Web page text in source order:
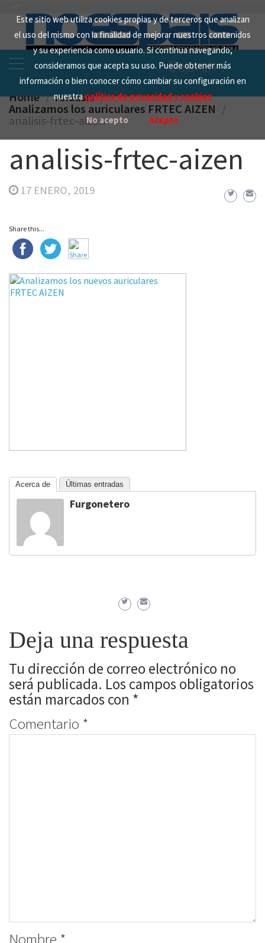
Este sitio web utiliza cookies propias y de terceros que analizan
el uso del mismo con la finalidad de mejorar nuestros contenidos
y su experiencia como usuario. Si continua navegando,
consideramos que acepta su uso. Puede obtener más
información o bien conocer cómo cambiar su configuración en
nuestrapolítica de privacidad y cookies
No acepto Acepto
content
Search
for:
Home Analisis
Analizamos los auriculares FRTEC AIZEN
analisis-frtec-aizen
analisis-frtec-aizen
17 ENERO, 2019
Share this...
Acerca de Últimas entradas
Furgonetero
Deja una respuesta
Tu dirección de correo electrónico no
será publicada. Los campos obligatorios
están marcados con *
Comentario *
Nombre *